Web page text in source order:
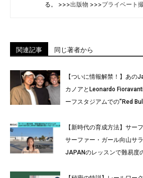
る。 >>>出版物 >>>プライベート
関連記事 同じ著者から
【ついに情報解禁！】あの
カノアとLeonardo
ーフスタジアムでの”Red
【新時代の育成方法】サー
サーファー・ガール向山サ
JAPANのレッスンで難易度